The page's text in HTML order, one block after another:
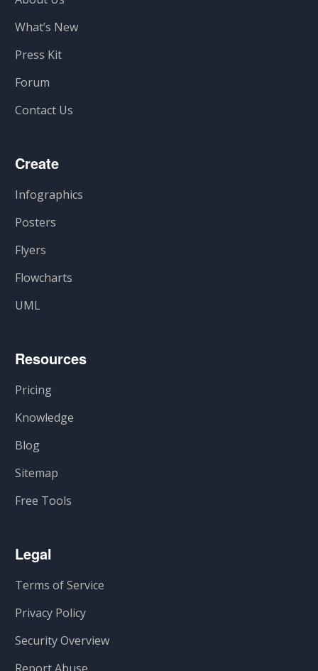
What’s New
Press Kit
Forum
Contact Us
Create
Infographics
Posters
Flyers
Flowcharts
UML
Resources
Pricing
Knowledge
Blog
Sitemap
Free Tools
Legal
Terms of Service
Privacy Policy
Security Overview